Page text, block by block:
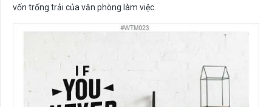
vốn trống trải của văn phòng làm việc.